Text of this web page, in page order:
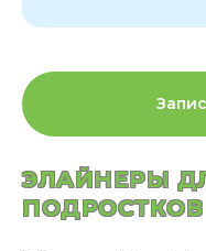
ЭЛАЙНЕРЫ
ПОДРОСТКОВ